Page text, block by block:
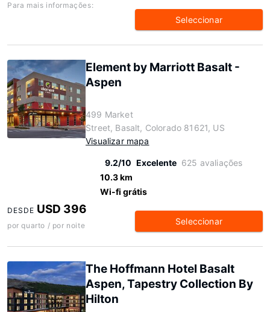
Para mais informações:
Seleccionar
Element by Marriott Basalt -
Aspen
499 Market
Street, Basalt, Colorado 81621, US
Visualizar mapa
9.2/10 Excelente 625 avaliações
10.3 km
Wi-fi grátis
DESDE USD 396
por quarto / por noite Seleccionar
The Hoffmann Hotel Basalt
Aspen, Tapestry Collection By
Hilton